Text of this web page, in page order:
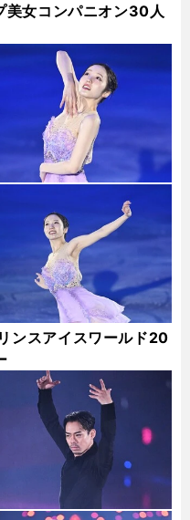
女コンパニオン30人
ンスアイスワールド20